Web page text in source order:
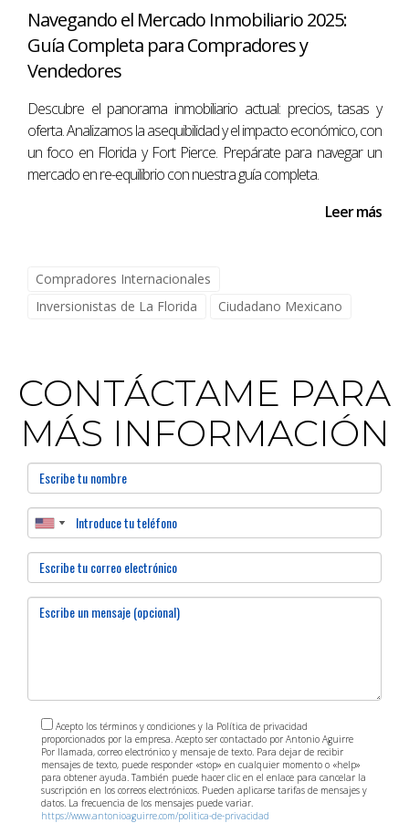
Navegando el Mercado Inmobiliario 2025:
Guía Completa para Compradores y
Vendedores
Descubre el panorama inmobiliario actual: precios, tasas y
oferta. Analizamos la asequibilidad y el impacto económico, con
un foco en Florida y Fort Pierce. Prepárate para navegar un
mercado en re-equilibrio con nuestra guía completa.
Leer más
Compradores Internacionales
Inversionistas de La Florida
Ciudadano Mexicano
CONTÁCTAME PARA
MÁS INFORMACIÓN
Acepto los términos y condiciones y la Política de privacidad
proporcionados por la empresa. Acepto ser contactado por Antonio Aguirre
Por llamada, correo electrónico y mensaje de texto. Para dejar de recibir
mensajes de texto, puede responder «stop» en cualquier momento o «help»
para obtener ayuda. También puede hacer clic en el enlace para cancelar la
suscripción en los correos electrónicos. Pueden aplicarse tarifas de mensajes y
datos. La frecuencia de los mensajes puede variar.
https://www.antonioaguirre.com/politica-de-privacidad